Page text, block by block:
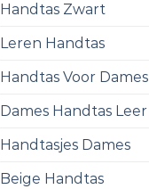
Handtas Zwart
Leren Handtas
Handtas Voor Dames
Dames Handtas Leer
Handtasjes Dames
Beige Handtas